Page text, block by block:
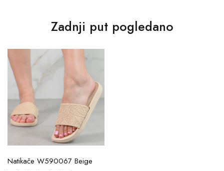
Zadnji put pogledano
Natikače W590067 Beige